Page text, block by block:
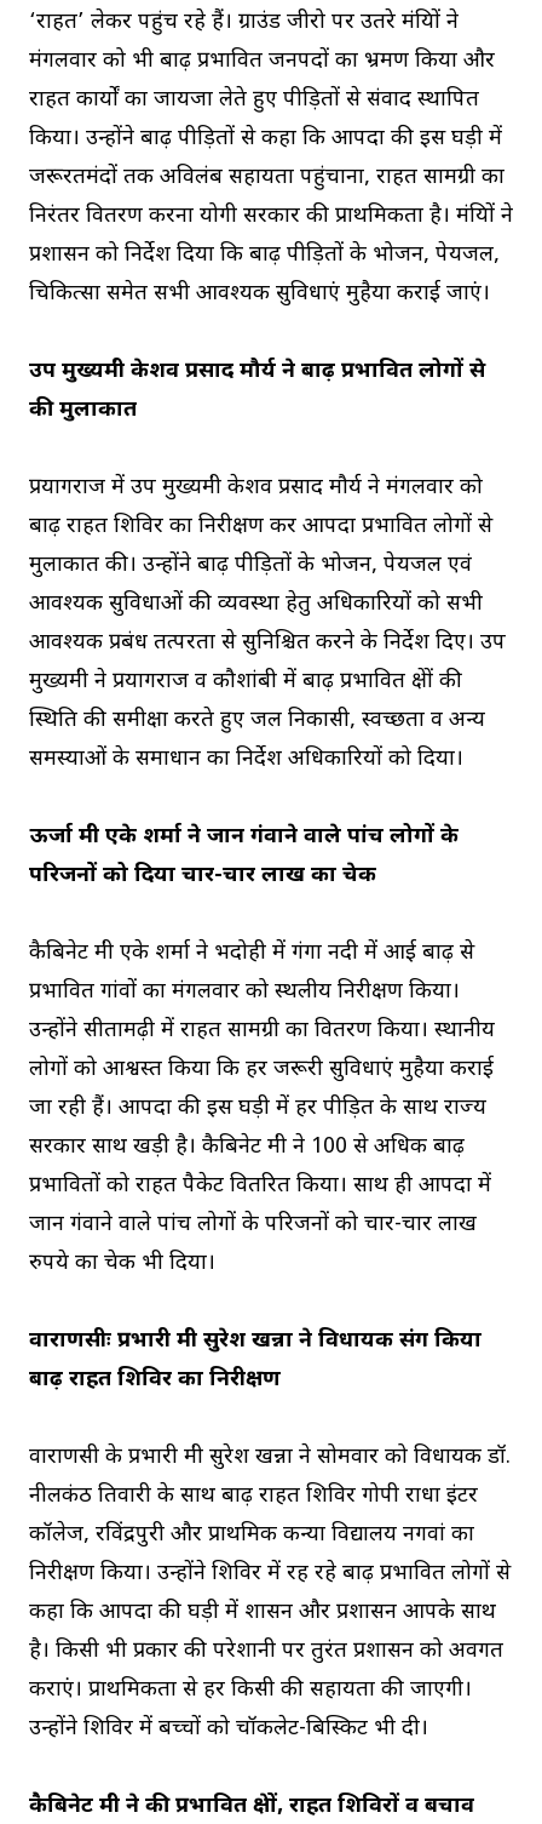
‘राहत’ लेकर पहुंच रहे हैं। ग्राउंड जीरो पर उतरे मंत्रियों ने
मंगलवार को भी बाढ़ प्रभावित जनपदों का भ्रमण किया और
राहत कार्यों का जायजा लेते हुए पीड़ितों से संवाद स्थापित
किया। उन्होंने बाढ़ पीड़ितों से कहा कि आपदा की इस घड़ी में
जरूरतमंदों तक अविलंब सहायता पहुंचाना, राहत सामग्री का
निरंतर वितरण करना योगी सरकार की प्राथमिकता है। मंत्रियों ने
प्रशासन को निर्देश दिया कि बाढ़ पीड़ितों के भोजन, पेयजल,
चिकित्सा समेत सभी आवश्यक सुविधाएं मुहैया कराई जाएं।
उप मुख्यमंत्री केशव प्रसाद मौर्य ने बाढ़ प्रभावित लोगों से
की मुलाकात
प्रयागराज में उप मुख्यमंत्री केशव प्रसाद मौर्य ने मंगलवार को
बाढ़ राहत शिविर का निरीक्षण कर आपदा प्रभावित लोगों से
मुलाकात की। उन्होंने बाढ़ पीड़ितों के भोजन, पेयजल एवं
आवश्यक सुविधाओं की व्यवस्था हेतु अधिकारियों को सभी
आवश्यक प्रबंध तत्परता से सुनिश्चित करने के निर्देश दिए। उप
मुख्यमंत्री ने प्रयागराज व कौशांबी में बाढ़ प्रभावित क्षेत्रों की
स्थिति की समीक्षा करते हुए जल निकासी, स्वच्छता व अन्य
समस्याओं के समाधान का निर्देश अधिकारियों को दिया।
ऊर्जा मंत्री एके शर्मा ने जान गंवाने वाले पांच लोगों के
परिजनों को दिया चार-चार लाख का चेक
कैबिनेट मंत्री एके शर्मा ने भदोही में गंगा नदी में आई बाढ़ से
प्रभावित गांवों का मंगलवार को स्थलीय निरीक्षण किया।
उन्होंने सीतामढ़ी में राहत सामग्री का वितरण किया। स्थानीय
लोगों को आश्वस्त किया कि हर जरूरी सुविधाएं मुहैया कराई
जा रही हैं। आपदा की इस घड़ी में हर पीड़ित के साथ राज्य
सरकार साथ खड़ी है। कैबिनेट मंत्री ने 100 से अधिक बाढ़
प्रभावितों को राहत पैकेट वितरित किया। साथ ही आपदा में
जान गंवाने वाले पांच लोगों के परिजनों को चार-चार लाख
रुपये का चेक भी दिया।
वाराणसीः प्रभारी मंत्री सुरेश खन्ना ने विधायक संग किया
बाढ़ राहत शिविर का निरीक्षण
वाराणसी के प्रभारी मंत्री सुरेश खन्ना ने सोमवार को विधायक डॉ.
नीलकंठ तिवारी के साथ बाढ़ राहत शिविर गोपी राधा इंटर
कॉलेज, रविंद्रपुरी और प्राथमिक कन्या विद्यालय नगवां का
निरीक्षण किया। उन्होंने शिविर में रह रहे बाढ़ प्रभावित लोगों से
कहा कि आपदा की घड़ी में शासन और प्रशासन आपके साथ
है। किसी भी प्रकार की परेशानी पर तुरंत प्रशासन को अवगत
कराएं। प्राथमिकता से हर किसी की सहायता की जाएगी।
उन्होंने शिविर में बच्चों को चॉकलेट-बिस्किट भी दी।
कैबिनेट मंत्री ने की प्रभावित क्षेत्रों, राहत शिविरों व बचाव